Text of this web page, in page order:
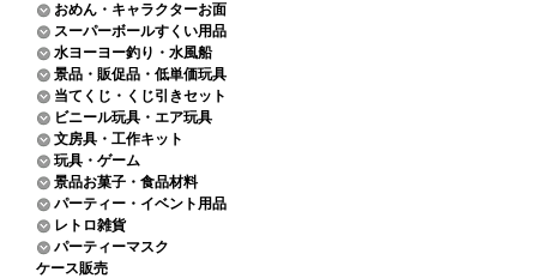
おめん・キャラクターお面
スーパーボールすくい用品
水ヨーヨー釣り・水風船
景品・販促品・低単価玩具
当てくじ・くじ引きセット
ビニール玩具・エア玩具
文房具・工作キット
玩具・ゲーム
景品お菓子・食品材料
パーティー・イベント用品
レトロ雑貨
パーティーマスク
ケース販売